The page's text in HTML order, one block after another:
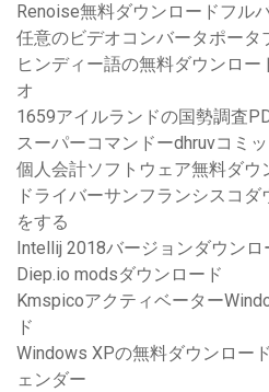
Renoise無料ダウンロードフル
任意のビデオコンバータポータ
ヒンディー語の無料ダウンロー
オ
1659アイルランドの国勢調査
スーパーコマンドーdhruvコミ
個人会計ソフトウェア無料ダウ
ドライバーサンフランシスコ
をする
Intellij 2018バージョンダウンロ
Diep.io modsダウンロード
Kmspicoアクティベーター
ド
Windows XPの無料ダウンロー
ェンダー